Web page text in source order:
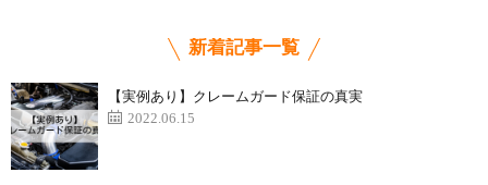
新着記事一覧
【実例あり】クレームガード保証の真実
2022.06.15